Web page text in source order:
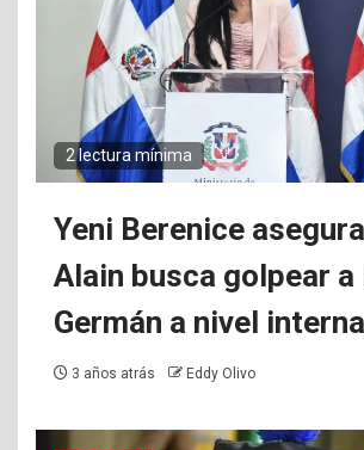
2 lectura mínima
Yeni Berenice
Alain busca golpear
Germán a nivel
3 años atrás Eddy Olivo